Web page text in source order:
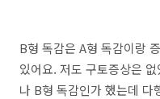
B형 독감은 A형 독감이랑
있어요. 저도 구토증상은
나 B형 독감인가 했는데 다